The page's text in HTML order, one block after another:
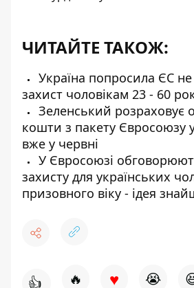
ЧИТАЙТЕ ТАКОЖ:
Україна попросила ЄС
захист чоловікам 23 - 60
Зеленський розраховує
кошти з пакету Євросоюзу
вже у червні
У Євросоюзі
захисту для українських
призовного віку - ідея
👍 🔥 ♥ 😭